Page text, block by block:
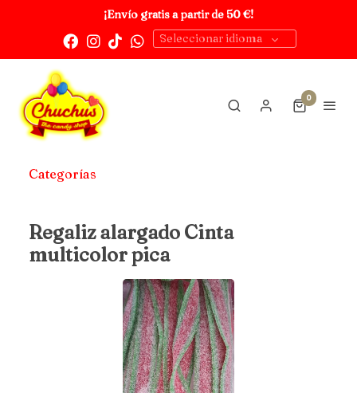
¡Envío gratis a partir de 50 €!
Seleccionar idioma
0
Categorías
Regaliz alargado Cinta
multicolor pica